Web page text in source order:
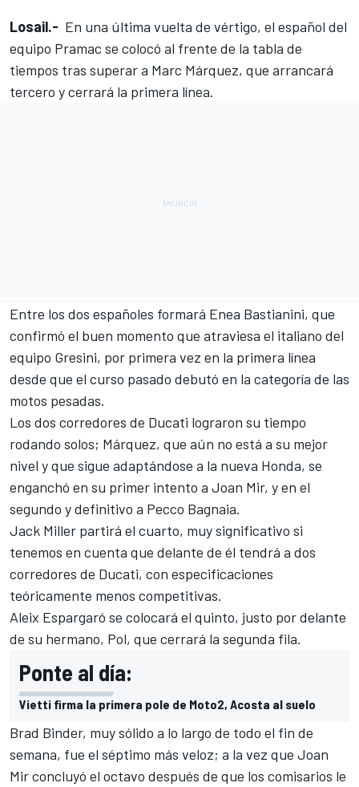
Losail.- En una última vuelta de vértigo, el español del
equipo Pramac se colocó al frente de la tabla de
tiempos tras superar a Marc Márquez, que arrancará
tercero y cerrará la primera línea.
Entre los dos españoles formará Enea Bastianini, que
confirmó el buen momento que atraviesa el italiano del
equipo Gresini, por primera vez en la primera línea
desde que el curso pasado debutó en la categoría de las
motos pesadas.
Los dos corredores de Ducati lograron su tiempo
rodando solos; Márquez, que aún no está a su mejor
nivel y que sigue adaptándose a la nueva Honda, se
enganchó en su primer intento a Joan Mir, y en el
segundo y definitivo a Pecco Bagnaia.
Jack Miller partirá el cuarto, muy significativo si
tenemos en cuenta que delante de él tendrá a dos
corredores de Ducati, con especificaciones
teóricamente menos competitivas.
Aleix Espargaró se colocará el quinto, justo por delante
de su hermano, Pol, que cerrará la segunda fila.
Ponte al día:
Vietti firma la primera pole de Moto2, Acosta al suelo
Brad Binder, muy sólido a lo largo de todo el fin de
semana, fue el séptimo más veloz; a la vez que Joan
Mir concluyó el octavo después de que los comisarios le